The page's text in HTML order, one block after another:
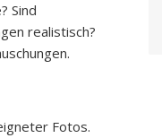
Sind
realistisch?
Fotos.